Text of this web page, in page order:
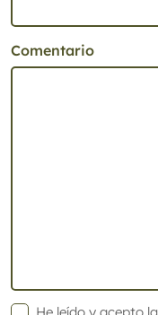
Comentario